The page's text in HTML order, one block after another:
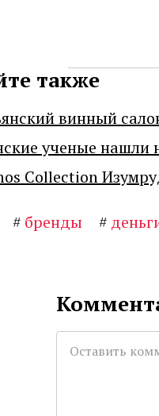
также
винный
ученые нашли
Collection
# бренды #